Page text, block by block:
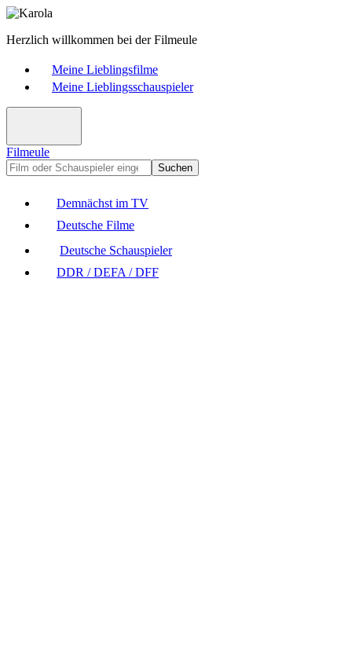
Herzlich willkommen bei der Filmeule
Meine Lieblingsfilme
Meine Lieblingsschauspieler
Filmeule
Suchen
Demnächst im TV
Deutsche Filme
Deutsche Schauspieler
DDR / DEFA / DFF